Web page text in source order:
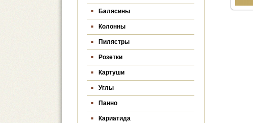
Балясины
Колонны
Пилястры
Розетки
Картуши
Углы
Панно
Кариатида